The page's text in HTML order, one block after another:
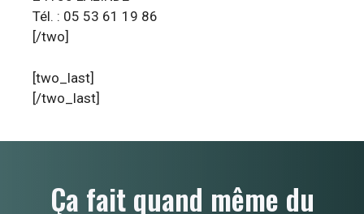
Tél. : 05 53 61 19 86
[/two]
[two_last]
[/two_last]
Ça fait quand même du